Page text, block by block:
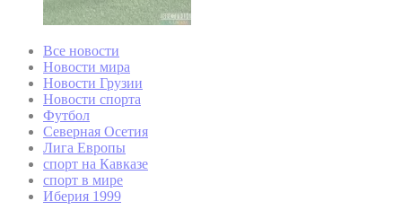
Все новости
Новости мира
Новости Грузии
Новости спорта
Футбол
Северная Осетия
Лига Европы
спорт на Кавказе
спорт в мире
Иберия 1999